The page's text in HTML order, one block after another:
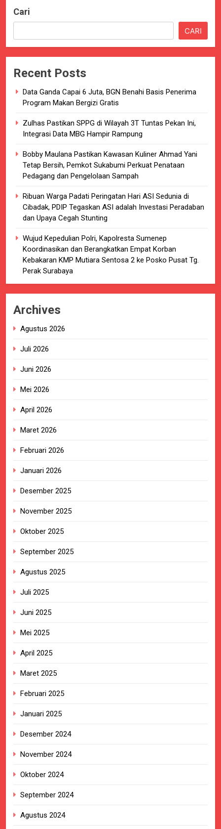
Cari
CARI
Recent Posts
Data Ganda Capai 6 Juta, BGN Benahi Basis Penerima
Program Makan Bergizi Gratis
Zulhas Pastikan SPPG di Wilayah 3T Tuntas Pekan Ini,
Integrasi Data MBG Hampir Rampung
Bobby Maulana Pastikan Kawasan Kuliner Ahmad Yani
Tetap Bersih, Pemkot Sukabumi Perkuat Penataan
Pedagang dan Pengelolaan Sampah
Ribuan Warga Padati Peringatan Hari ASI Sedunia di
Cibadak, PDIP Tegaskan ASI adalah Investasi Peradaban
dan Upaya Cegah Stunting
Wujud Kepedulian Polri, Kapolresta Sumenep
Koordinasikan dan Berangkatkan Empat Korban
Kebakaran KMP Mutiara Sentosa 2 ke Posko Pusat Tg.
Perak Surabaya
Archives
Agustus 2026
Juli 2026
Juni 2026
Mei 2026
April 2026
Maret 2026
Februari 2026
Januari 2026
Desember 2025
November 2025
Oktober 2025
September 2025
Agustus 2025
Juli 2025
Juni 2025
Mei 2025
April 2025
Maret 2025
Februari 2025
Januari 2025
Desember 2024
November 2024
Oktober 2024
September 2024
Agustus 2024